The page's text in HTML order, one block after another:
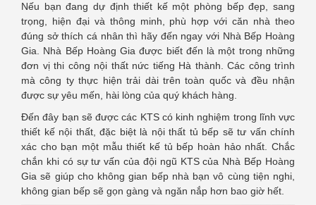
Nếu bạn đang dự định thiết kế một phòng bếp đẹp, sang
trọng, hiện đại và thông minh, phù hợp với căn nhà theo
đúng sở thích cá nhân thì hãy đến ngay với Nhà Bếp Hoàng
Gia. Nhà Bếp Hoàng Gia được biết đến là một trong những
đơn vị thi công nội thất nức tiếng Hà thành. Các công trình
mà công ty thực hiện trải dài trên toàn quốc và đều nhận
được sự yêu mến, hài lòng của quý khách hàng.
Đến đây bạn sẽ được các KTS có kinh nghiệm trong lĩnh vực
thiết kế nội thất, đặc biệt là nội thất tủ bếp sẽ tư vấn chính
xác cho bạn một mẫu thiết kế tủ bếp hoàn hảo nhất. Chắc
chắn khi có sự tư vấn của đội ngũ KTS của Nhà Bếp Hoàng
Gia sẽ giúp cho không gian bếp nhà bạn vô cùng tiện nghi,
không gian bếp sẽ gọn gàng và ngăn nắp hơn bao giờ hết.